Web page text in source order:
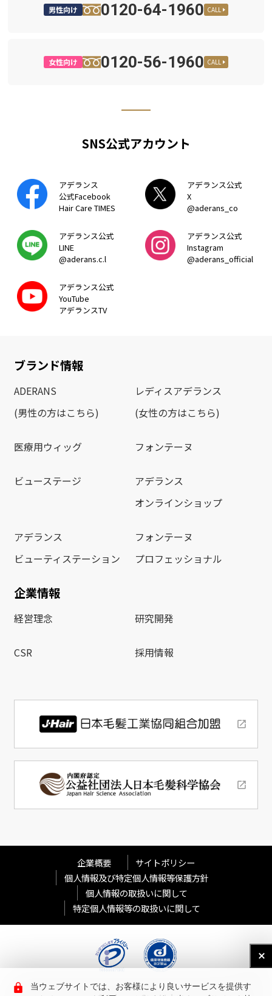
男性向け 0120-64-1960 CALL
女性向け 0120-56-1960 CALL
SNS公式アカウント
アデランス
公式Facebook
Hair Care TIMES
アデランス公式
X
@aderans_co
アデランス公式
LINE
@aderans.c.l
アデランス公式
Instagram
@aderans_official
アデランス公式
YouTube
アデランスTV
ブランド情報
ADERANS
(男性の方はこちら)
レディスアデランス
(女性の方はこちら)
医療用ウィッグ フォンテーヌ
ビューステージ
アデランス
オンラインショップ
アデランス
ビューティステーション
フォンテーヌ
プロフェッショナル
企業情報
経営理念 研究開発
CSR 採用情報
企業概要
サイトポリシー
個人情報及び特定個人情報等保護方針
個人情報の取扱いに関して
特定個人情報等の取扱いに関して
当ウェブサイトでは、お客様により良いサービスを提供す